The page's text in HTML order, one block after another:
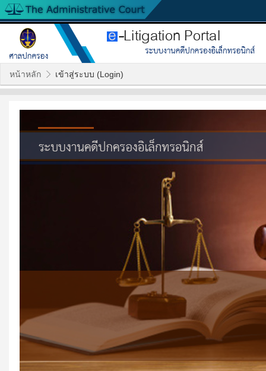
หน้าหลัก เข้าสู่ระบบ (Login)